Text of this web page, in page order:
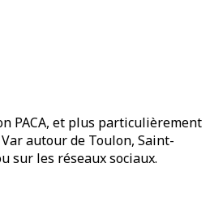
PACA, et plus particulièrement
autour de Toulon, Saint-
sur les réseaux sociaux.